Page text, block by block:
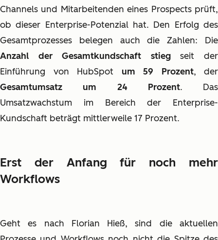
Channels und Mitarbeitenden eines Prospects prüft,
ob dieser Enterprise-Potenzial hat. Den Erfolg des
Gesamtprozesses belegen auch die Zahlen: Die
Anzahl der Gesamtkundschaft stiegseit der
Einführung von HubSpot um 59 Prozent, der
Gesamtumsatz um 24 Prozent. Das
Umsatzwachstum im Bereich der Enterprise-
Kundschaft beträgt mittlerweile 17 Prozent.
Erst der Anfang für noch mehr
Workflows
Geht es nach Florian Hieß, sind die aktuellen